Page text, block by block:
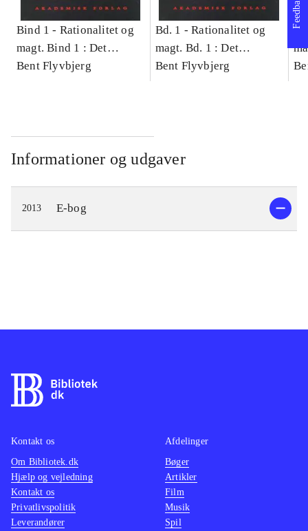
Bind 1 - Rationalitet og
magt. Bind 1 : Det
konkretes videnskab
Bent Flyvbjerg
Bd. 1 -Rationalitet og
magt. Bd. 1 : Det
konkretes videnskab
Bent Flyvbjerg
Informationer og udgaver
2013 E-bog
Feedback
Kontakt os
Om Bibliotek.dk
Hjælp og vejledning
Kontakt os
Privatlivspolitik
Leverandører
Afdelinger
Bøger
Artikler
Film
Musik
Spil